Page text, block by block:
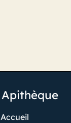
Apithèque
Accueil